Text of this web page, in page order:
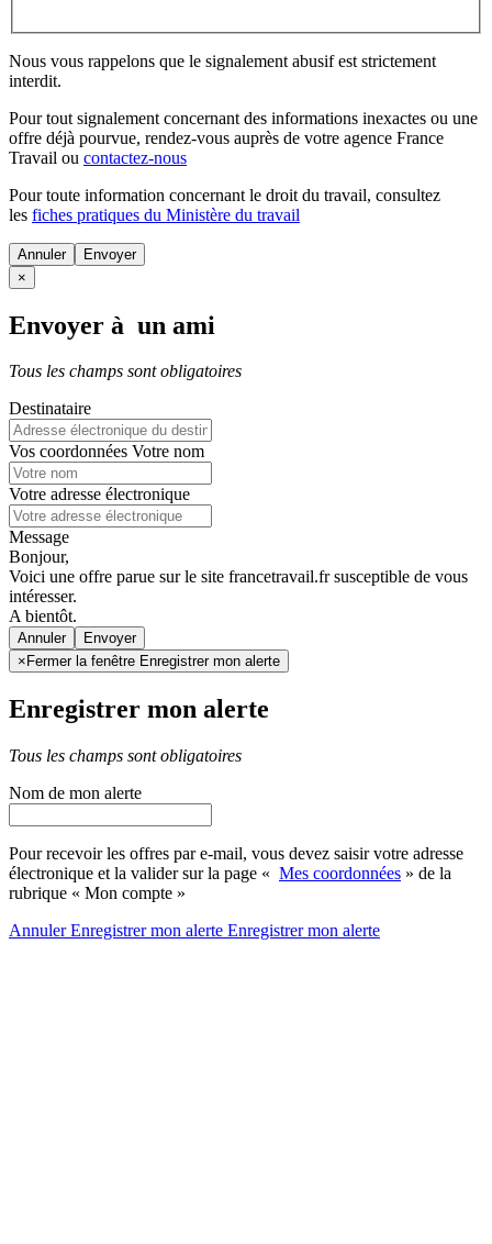
Nous vous rappelons que le signalement abusif est strictement
interdit.
Pour tout signalement concernant des informations inexactes ou une
offre déjà pourvue, rendez-vous auprès de votre agence France
Travail ou contactez-nous
Pour toute information concernant le droit du travail, consultez
les fiches pratiques du Ministère du travail
Annuler
×
Envoyer à un ami
Tous les champs sont obligatoires
Destinataire
Vos coordonnées Votre nom
Votre adresse électronique
Message
Bonjour,
Voici une offre parue sur le site francetravail.fr susceptible de vous
intéresser.
A bientôt.
Annuler
× Fermer la fenêtre Enregistrer mon alerte
Enregistrer mon alerte
Tous les champs sont obligatoires
Nom de mon alerte
Pour recevoir les offres par e-mail, vous devez saisir votre adresse
électronique et la valider sur la page « Mes coordonnées » de la
rubrique « Mon compte »
AnnulerEnregistrer mon alerte Enregistrermon alerte